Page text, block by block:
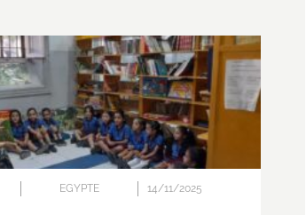
EGYPTE 14/11/2025